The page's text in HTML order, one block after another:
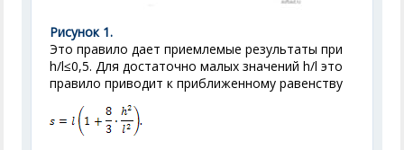
Рисунок 1.
Это правило дает приемлемые результаты при
h/l≤0,5. Для достаточно малых значений h/l это
правило приводит к приближенному равенству